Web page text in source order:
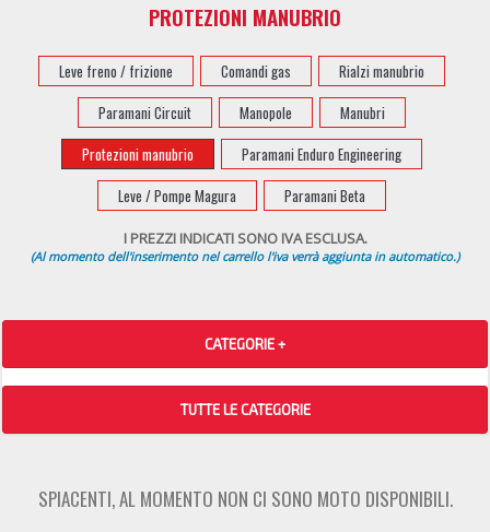
PROTEZIONI MANUBRIO
Leve freno / frizione Comandi gas
Rialzi manubrio
Paramani Circuit
Manopole
Manubri
Protezioni manubrio
Paramani Enduro Engineering
Leve / Pompe Magura
Paramani Beta
I PREZZI INDICATI SONO IVA ESCLUSA.
(Al momento dell'inserimento nel carrello l'iva verrà aggiunta in automatico.)
CATEGORIE +
TUTTE LE CATEGORIE
SPIACENTI, AL MOMENTO NON CI SONO MOTO DISPONIBILI.